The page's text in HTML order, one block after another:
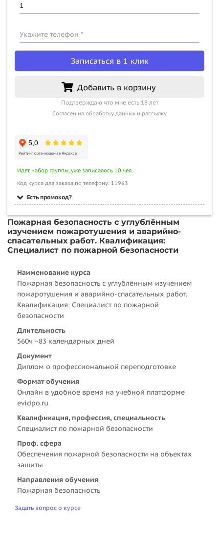
Укажите телефон *
Записаться в 1 клик
Добавить в корзину
Подтверждаю что мне есть 18 лет
Согласен на обработку данных и рассылку
Идет набор группы, уже записалось 10 чел.
Код курса для заказа по телефону: 11963
Есть промокод?
Пожарная безопасность с углублённым
изучением пожаротушения и аварийно-
спасательных работ. Квалификация:
Специалист по пожарной безопасности
Наименование курса
Пожарная безопасность с углублённым изучением
пожаротушения и аварийно-спасательных работ.
Квалификация: Специалист по пожарной
безопасности
Длительность
560ч ~83 календарных дней
Документ
Диплом о профессиональной переподготовке
Формат обучения
Онлайн в удобное время на учебной платформе
evidpo.ru
Квалификация, профессия, специальность
Специалист по пожарной безопасности
Проф. сфера
Обеспечения пожарной безопасности на объектах
защиты
Направления обучения
Пожарная безопасность
Задать вопрос о курсе